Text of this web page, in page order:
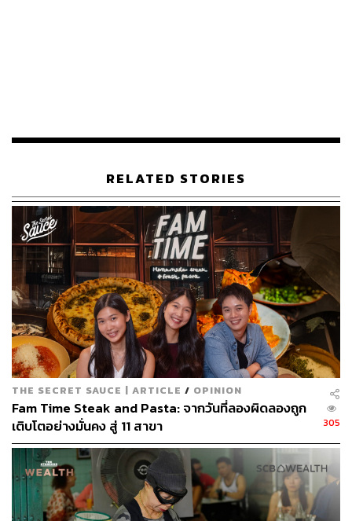
คำว่า ‘ปัจจุบัน’ เชฟต้นเล่าให้ฟังเพิ่มเติมว่าจุดหนึ่งที่เขามอง
เห็นในอาหารไทยคือเรามักจะมีวิธีการปรุงเนื้อสัตว์ที่เหมาะ
สม อาจจะด้วยคุณภาพของวัตถุดิบในสมัยก่อน หรือเหตุผล
ทางสังคมและวัฒนธรรมที่ทำให้เนื้อสัตว์มักถูกปรุงให้สุกมาก
ไว้ก่อนถึงจะปลอดภัย จุดนั้นเองเลยทำให้ในเมื่อทุกวันนี้เรามี
เนื้อสัตว์ที่มีคุณภาพหาได้ทั่วไป ทำไมจึงไม่ลองใช้เทคโนโลยี
ปัจจุบันในการเสริมส่วนนั้นเข้ากับสูตรดั้งเดิมดู และนั่นคือสิ่ง
ที่คุณจะได้เห็นตลอด 12 คอร์สที่นุสรา ซึ่งนอกจากเชฟต้น
แล้วหัวแรงสำคัญอีกสองคนของนุสราก็คือเชฟเล้ง-นิธิศ นิธิ
กัมพล และน้องชายของเชฟต้นเองอย่าง ตาม-ชัยสิริ ทัศนา
ขจร ที่เชฟย้ำว่านุสราจะขาดสองคนนี้ไปไม่ได้เลยทีเดียว
RELATED STORIES
THE SECRET SAUCE | ARTICLE / OPINION
Fam Time Steak and Pasta: จากวันที่ลองผิดลองถูก
เติบโตอย่างมั่นคง สู่ 11 สาขา
305